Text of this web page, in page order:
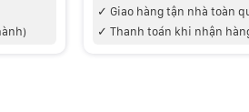
✓ Giao hàng tận nhà toàn
✓ Thanh toán khi nhận